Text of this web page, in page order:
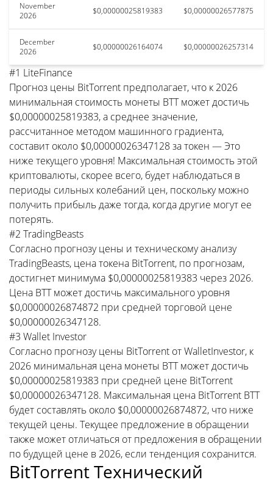
November
2026
$0,00000025819383 $0,00000026577875
December
2026
$0,00000026164074 $0,00000026257314
#1 LiteFinance
Прогноз цены BitTorrent предполагает, что к 2026
минимальная стоимость монеты BTT может достичь
$0,00000025819383, а среднее значение,
рассчитанное методом машинного градиента,
составит около $0,00000026347128 за токен — Это
ниже текущего уровня! Максимальная стоимость этой
криптовалюты, скорее всего, будет наблюдаться в
периоды сильных колебаний цен, поскольку можно
получить прибыль даже тогда, когда другие могут ее
потерять.
#2 TradingBeasts
Согласно прогнозу цены и техническому анализу
TradingBeasts, цена токена BitTorrent, по прогнозам,
достигнет минимума $0,00000025819383 через 2026.
Цена BTT может достичь максимального уровня
$0,00000026874872 при средней торговой цене
$0,00000026347128.
#3 Wallet Investor
Согласно прогнозу цены BitTorrent от WalletInvestor, к
2026 минимальная цена монеты BTT может достичь
$0,00000025819383 при средней цене BitTorrent
$0,00000026347128. Максимальная цена BitTorrent BTT
будет составлять около $0,00000026874872, что ниже
текущей цены. Текущее предложение в обращении
также может отличаться от предложения в обращении
по будущей цене в 2026, если тенденция сохранится.
BitTorrent Технический